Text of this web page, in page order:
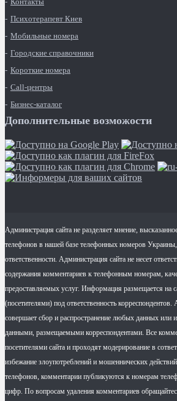
Психотерапевт Киев
Мобильные номера
Городские справочники
Короткие номера
Call-центры
Бизнес-каталог
Дополнительные возможости
Администрация сайта не разделяет мнение,
телефонов в нашей базе телефонных номеров Украины,
ответственности. Администрация сайта не несет
содержания комментариев к телефонным номерам,
предоставляемых услуг. Информация размещается на
(посетителями) под ответственность корреспондентов.
совершает сбор и распространение любых данных или
данными, размещаемыми корреспондентами. Все
посетителями сайта и проходят модерирование в
избежание злоупотреблений и мошеннических
телефонов, комментарии публикуются к номерам
цифр. По вопросам удаления комментариев